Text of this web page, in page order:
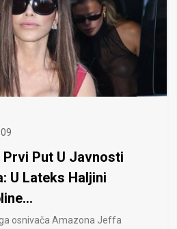
Prvi Put U Javnosti
U Lateks Haljini
osnivača Amazona Jeffa